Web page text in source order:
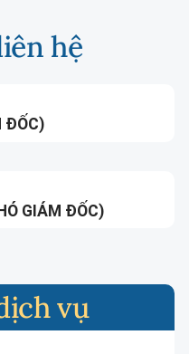
hệ
ĐỐC)
GIÁM ĐỐC)
vụ